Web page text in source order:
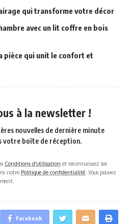
qui transforme votre décor
avec un lit coffre en bois
pièce qui unit le confort et
à la newsletter !
nouvelles de dernière minute
votre boîte de réception.
Conditions d'utilisation et reconnaissez les
notre Politique de confidentialité . Vous pouvez
Facebook